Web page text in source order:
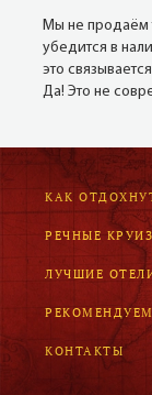
Мы не продаём
убедится в
это
Да! Это не
КАК
РЕЧНЫЕ
ЛУЧШИЕ
РЕКОМЕНДУЕМ
КОНТАКТЫ